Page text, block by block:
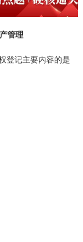
管理
登记主要内容的是